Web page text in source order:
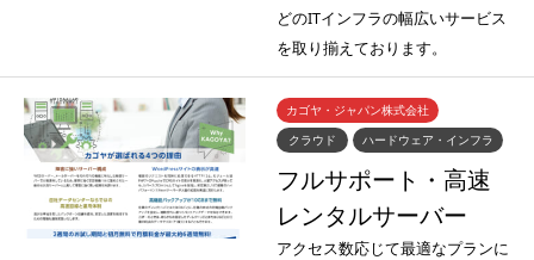
どのITインフラの幅広いサービス
を取り揃えております。
カゴヤ・ジャパン株式会社
クラウド
ハードウェア・インフラ
フルサポート・高速
レンタルサーバー
アクセス数応じて最適なプランに